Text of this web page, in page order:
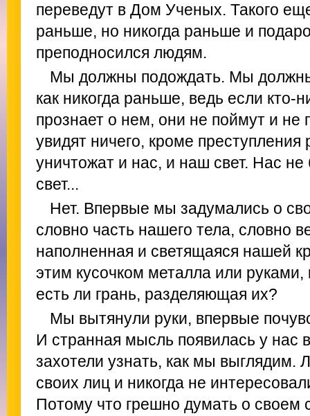
переведут в Дом Ученых. Такого
раньше, но никогда раньше и
преподносился людям.
Мы должны подождать. Мы
как никогда раньше, ведь если кто-
прознает о нем, они не поймут и не
увидят ничего, кроме
уничтожат и нас, и наш свет. Нас
свет...
Нет. Впервые мы задумались о
словно часть нашего тела, словно
наполненная и светящаяся нашей
этим кусочком металла или
есть ли грань, разделяющая их?
Мы вытянули руки, впервые
И странная мысль появилась у нас
захотели узнать, как мы выглядим.
своих лиц и никогда не
Потому что грешно думать о своем